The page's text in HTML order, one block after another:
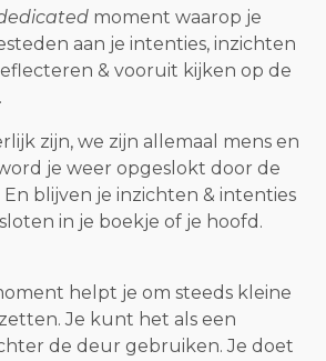
moment waarop je
aan je intenties, inzichten
& vooruit kijken op de
zijn, we zijn allemaal mens en
je weer opgeslokt door de
En blijven je inzichten & intenties
in je boekje of je hoofd.
helpt je om steeds kleine
Je kunt het als een
de deur gebruiken. Je doet